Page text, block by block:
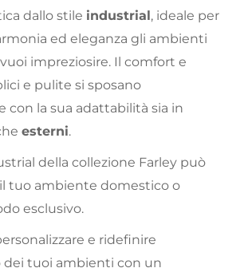
dallo stile industrial , ideale per
ed eleganza gli ambienti
impreziosire. Il comfort e
e pulite si sposano
con la sua adattabilità sia in
esterni.
della collezione Farley può
tuo ambiente domestico o
esclusivo.
e ridefinire
dei tuoi ambienti con un